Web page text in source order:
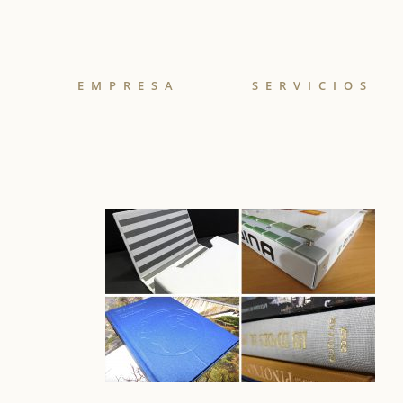
EMPRESA SERVICIOS